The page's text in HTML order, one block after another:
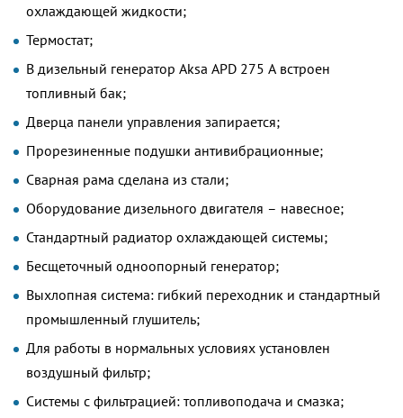
охлаждающей жидкости;
Термостат;
В дизельный генератор Aksa APD 275 A встроен
топливный бак;
Дверца панели управления запирается;
Прорезиненные подушки антивибрационные;
Сварная рама сделана из стали;
Оборудование дизельного двигателя – навесное;
Стандартный радиатор охлаждающей системы;
Бесщеточный одноопорный генератор;
Выхлопная система: гибкий переходник и стандартный
промышленный глушитель;
Для работы в нормальных условиях установлен
воздушный фильтр;
Системы с фильтрацией: топливоподача и смазка;